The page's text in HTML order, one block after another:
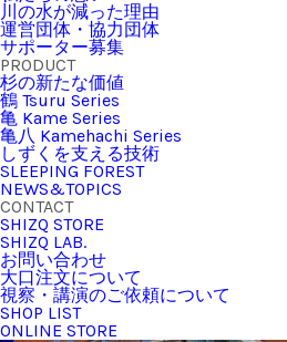
川の水が減った理由
運営団体・協力団体
サポーター募集
PRODUCT
杉の新たな価値
鶴 Tsuru Series
亀 Kame Series
亀八 Kamehachi Series
しずくを支える技術
SLEEPING FOREST
NEWS&TOPICS
CONTACT
SHIZQ STORE
SHIZQ LAB.
お問い合わせ
大口注文について
視察・講演のご依頼について
SHOP LIST
ONLINE STORE